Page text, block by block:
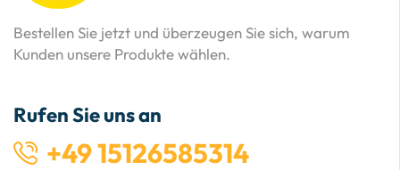
Bestellen Sie jetzt und überzeugen Sie sich, warum
Kunden unsere Produkte wählen.
Rufen Sie uns an
+49 15126585314